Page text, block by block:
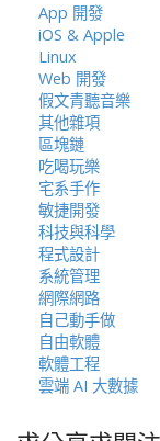
App 開發
iOS & Apple
Linux
Web 開發
假文青聽音樂
其他雜項
區塊鏈
吃喝玩樂
宅系手作
敏捷開發
科技與科學
程式設計
系統管理
網際網路
自己動手做
自由軟體
軟體工程
雲端 AI 大數據